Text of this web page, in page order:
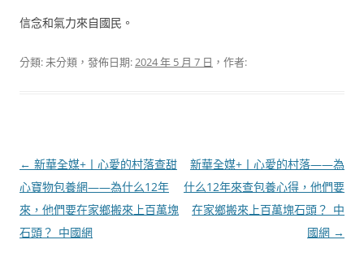
信念和氣力來自國民。
分類: 未分類，發佈日期:2024 年 5 月 7 日 ，作者:
文
章
導
覽
← 新華全媒+丨心愛的村落查甜
心寶物包養網——為什么12年
來，他們要在家鄉搬來上百萬塊
石頭？_中國網
新華全媒+丨心愛的村落——為
什么12年來查包養心得，他們要
在家鄉搬來上百萬塊石頭？_中
國網 →